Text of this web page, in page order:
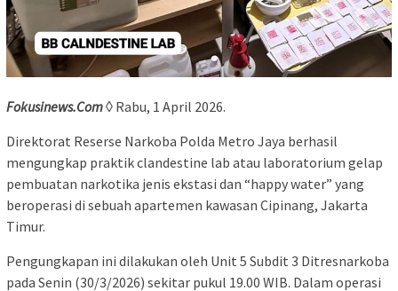
Fokusinews.Com◊ Rabu, 1 April 2026.
Direktorat Reserse Narkoba Polda Metro Jaya berhasil
mengungkap praktik clandestine lab atau laboratorium gelap
pembuatan narkotika jenis ekstasi dan “happy water” yang
beroperasi di sebuah apartemen kawasan Cipinang, Jakarta
Timur.
Pengungkapan ini dilakukan oleh Unit 5 Subdit 3 Ditresnarkoba
pada Senin (30/3/2026) sekitar pukul 19.00 WIB. Dalam operasi